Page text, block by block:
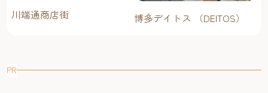
川端通商店街 博多デイトス （DEITOS）
PR